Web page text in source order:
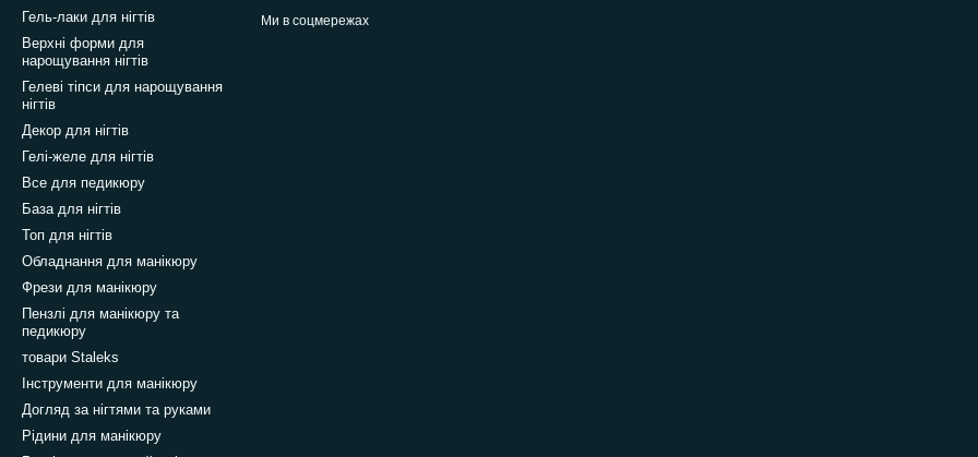
Гель-лаки для нігтів
Верхні форми для
нарощування нігтів
Гелеві тіпси для нарощування
нігтів
Декор для нігтів
Гелі-желе для нігтів
Все для педикюру
База для нігтів
Топ для нігтів
Обладнання для манікюру
Фрези для манікюру
Пензлі для манікюру та
педикюру
товари Staleks
Інструменти для манікюру
Догляд за нігтями та руками
Рідини для манікюру
Ми в соцмережах